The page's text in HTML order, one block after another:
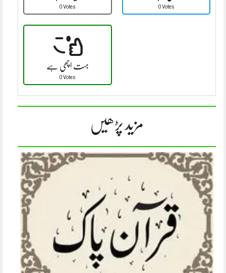
0 Votes 0 Votes
بہت اچھی ہے
0 Votes
مزید پڑھیں